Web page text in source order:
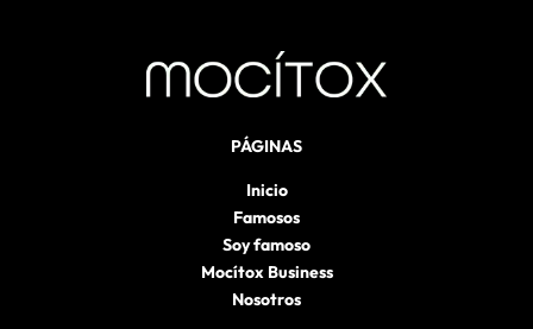
PÁGINAS
Inicio
Famosos
Soy famoso
Mocítox Business
Nosotros